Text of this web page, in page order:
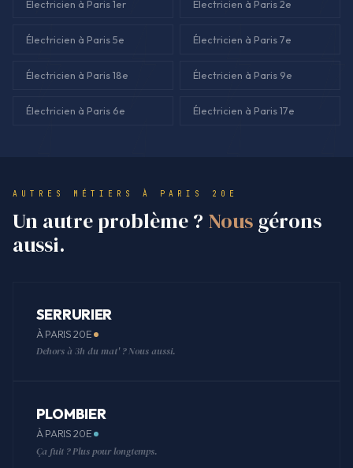
Électricien à Paris 1er Électricien à Paris 2e
Électricien à Paris 5e Électricien à Paris 7e
Électricien à Paris 18e Électricien à Paris 9e
Électricien à Paris 6e Électricien à Paris 17e
AUTRES MÉTIERS À PARIS 20E
Un autre problème ? Nous gérons
aussi.
SERRURIER
À PARIS 20E
Dehors à 3h du mat' ? Nous aussi.
PLOMBIER
À PARIS 20E
Ça fuit ? Plus pour longtemps.